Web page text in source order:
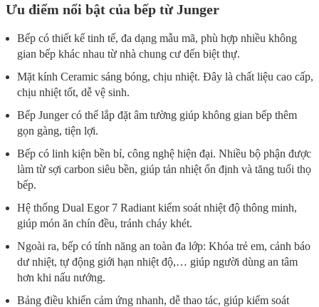
Ưu điểm nổi bật của bếp từ Junger
Bếp có thiết kế tinh tế, đa dạng mẫu mã, phù hợp nhiều không
gian bếp khác nhau từ nhà chung cư đến biệt thự.
Mặt kính Ceramic sáng bóng, chịu nhiệt. Đây là chất liệu cao cấp,
chịu nhiệt tốt, dễ vệ sinh.
Bếp Junger có thể lắp đặt âm tường giúp không gian bếp thêm
gọn gàng, tiện lợi.
Bếp có linh kiện bền bỉ, công nghệ hiện đại. Nhiều bộ phận được
làm từ sợi carbon siêu bền, giúp tản nhiệt ổn định và tăng tuổi thọ
bếp.
Hệ thống Dual Egor 7 Radiant kiểm soát nhiệt độ thông minh,
giúp món ăn chín đều, tránh cháy khét.
Ngoài ra, bếp có tính năng an toàn đa lớp: Khóa trẻ em, cảnh báo
dư nhiệt, tự động giới hạn nhiệt độ,… giúp người dùng an tâm
hơn khi nấu nướng.
Bảng điều khiển cảm ứng nhanh, dễ thao tác, giúp kiểm soát